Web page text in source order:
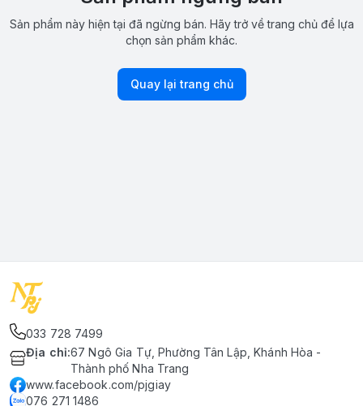
Sản phẩm này hiện tại đã ngừng bán. Hãy trở về trang chủ để lựa
chọn sản phẩm khác.
Quay lại trang chủ
033 728 7499
Địa chỉ:67 Ngô Gia Tự, Phường Tân Lập, Khánh Hòa -
Thành phố Nha Trang
www.facebook.com/pjgiay
076 271 1486